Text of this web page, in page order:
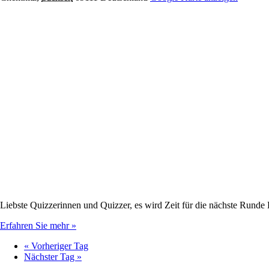
Liebste Quizzerinnen und Quizzer, es wird Zeit für die nächste
Erfahren Sie mehr »
« Vorheriger Tag
Nächster Tag »